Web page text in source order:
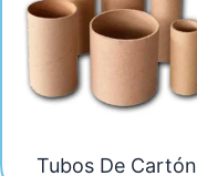
Tubos De Cartón